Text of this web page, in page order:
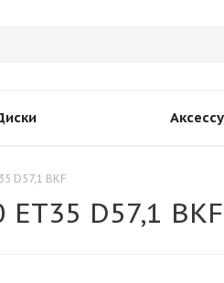
D57,1 BKF
D57,1 BKF